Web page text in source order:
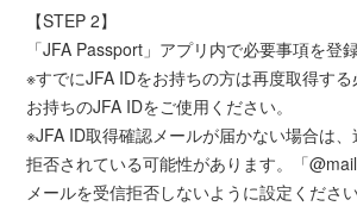
【STEP 2】
「JFA Passport」アプリ内で必要事項を登
※すでにJFA IDをお持ちの方は再度取得する
お持ちのJFA IDをご使用ください。
※JFA ID取得確認メールが届かない場合は
拒否されている可能性があります。「
メールを受信拒否しないように設定ください